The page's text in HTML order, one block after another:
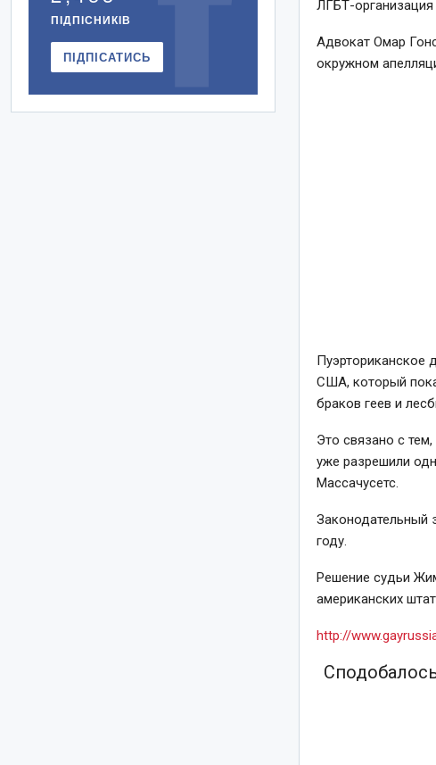
ЛГБТ-организация
Адвокат Омар
окружном
Пуэрториканское
США, который пока
браков геев и
Это связано с
уже разрешили
Массачусетс.
Законодательный
году.
Решение судьи
американских
http://
ПІДПІСНИКІВ
ПІДПІСАТИСЬ